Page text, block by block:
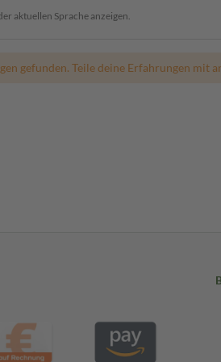
aktuellen Sprache anzeigen.
gefunden. Teile deine Erfahrungen mit